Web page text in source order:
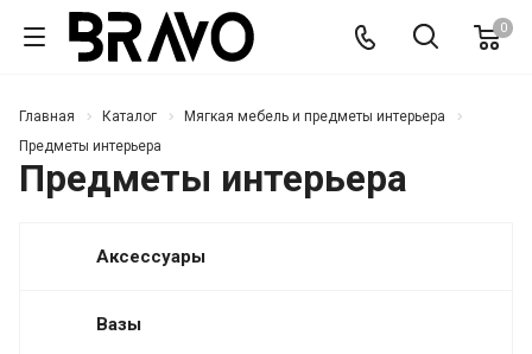
0
Главная Каталог
Мягкая мебель и предметы интерьера
Предметы интерьера
Предметы интерьера
Аксессуары
Вазы